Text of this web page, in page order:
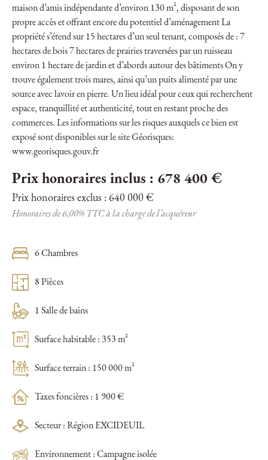
maison d’amis indépendante d’environ 130 m², disposant de son
propre accès et offrant encore du potentiel d’aménagement La
propriété s’étend sur 15 hectares d’un seul tenant, composés de : 7
hectares de bois 7 hectares de prairies traversées par un ruisseau
environ 1 hectare de jardin et d’abords autour des bâtiments On y
trouve également trois mares, ainsi qu’un puits alimenté par une
source avec lavoir en pierre. Un lieu idéal pour ceux qui recherchent
espace, tranquillité et authenticité, tout en restant proche des
commerces. Les informations sur les risques auxquels ce bien est
exposé sont disponibles sur le site Géorisques:
www.georisques.gouv.fr
Prix honoraires inclus : 678 400 €
Prix honoraires exclus : 640 000 €
Honoraires de 6,00% TTC à la charge de l’acquéreur
6 Chambres
8 Pièces
1 Salle de bains
Surface habitable : 353 m²
Surface terrain : 150 000 m²
Taxes foncières : 1 900 €
Secteur : Région EXCIDEUIL
Environnement : Campagne isolée